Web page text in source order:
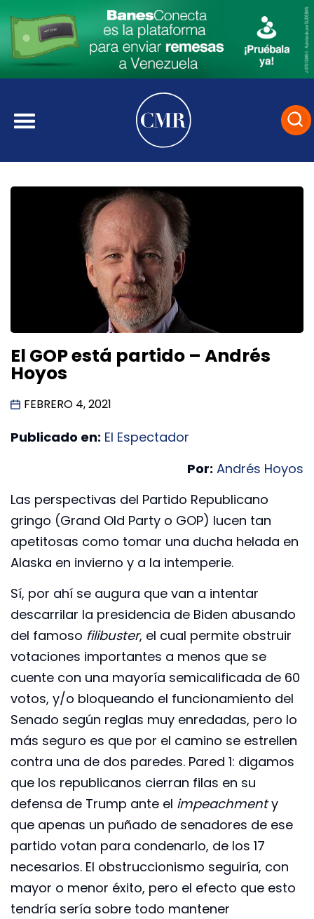
El GOP está partido – Andrés
Hoyos
FEBRERO 4, 2021
Publicado en: El Espectador
Por: Andrés Hoyos
Las perspectivas del Partido Republicano
gringo (Grand Old Party o GOP) lucen tan
apetitosas como tomar una ducha helada en
Alaska en invierno y a la intemperie.
Sí, por ahí se augura que van a intentar
descarrilar la presidencia de Biden abusando
del famoso filibuster, el cual permite obstruir
votaciones importantes a menos que se
cuente con una mayoría semicalificada de 60
votos, y/o bloqueando el funcionamiento del
Senado según reglas muy enredadas, pero lo
más seguro es que por el camino se estrellen
contra una de dos paredes. Pared 1: digamos
que los republicanos cierran filas en su
defensa de Trump ante el impeachmenty
que apenas un puñado de senadores de ese
partido votan para condenarlo, de los 17
necesarios. El obstruccionismo seguiría, con
mayor o menor éxito, pero el efecto que esto
tendría sería sobre todo mantener